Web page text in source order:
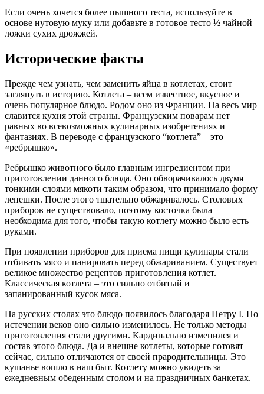
Если очень хочется более пышного теста, используйте в
основе нутовую муку или добавьте в готовое тесто ½ чайной
ложки сухих дрожжей.
Исторические факты
Прежде чем узнать, чем заменить яйца в котлетах, стоит
заглянуть в историю. Котлета – всем известное, вкусное и
очень популярное блюдо. Родом оно из Франции. На весь мир
славится кухня этой страны. Французским поварам нет
равных во всевозможных кулинарных изобретениях и
фантазиях. В переводе с французского “котлета” – это
«ребрышко».
Ребрышко животного было главным ингредиентом при
приготовлении данного блюда. Оно обворачивалось двумя
тонкими слоями мякоти таким образом, что принимало форму
лепешки. После этого тщательно обжаривалось. Столовых
приборов не существовало, поэтому косточка была
необходима для того, чтобы такую котлету можно было есть
руками.
При появлении приборов для приема пищи кулинары стали
отбивать мясо и панировать перед обжариванием. Существует
великое множество рецептов приготовления котлет.
Классическая котлета – это сильно отбитый и
запанированный кусок мяса.
На русских столах это блюдо появилось благодаря Петру I. По
истечении веков оно сильно изменилось. Не только методы
приготовления стали другими. Кардинально изменился и
состав этого блюда. Да и внешне котлеты, которые готовят
сейчас, сильно отличаются от своей прародительницы. Это
кушанье вошло в наш быт. Котлету можно увидеть за
ежедневным обеденным столом и на праздничных банкетах.